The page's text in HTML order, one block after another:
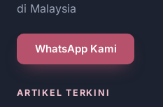
di Malaysia
WhatsApp Kami
ARTIKEL TERKINI